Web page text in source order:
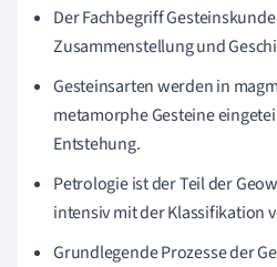
Der Fachbegriff
Zusammenstellung und
Gesteinsarten werden in
metamorphe Gesteine
Entstehung.
Petrologie ist der Teil der
intensiv mit der Klassifikation
Grundlegende Prozesse der